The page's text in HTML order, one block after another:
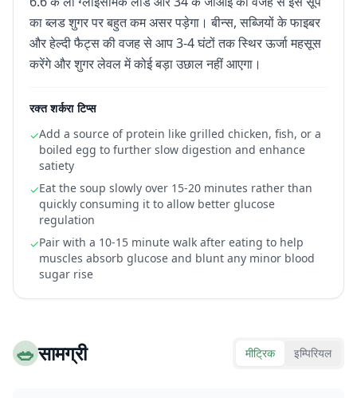
का ब्लड शुगर पर बहुत कम असर पड़ेगा। बीन्स, सब्जियों के फाइबर
और हेल्दी फैट्स की वजह से आप 3-4 घंटों तक स्थिर ऊर्जा महसूस
करेंगे और शुगर लेवल में कोई बड़ा उछाल नहीं आएगा।
रक्त शर्करा टिप्स
✓Add a source of protein like grilled chicken, fish, or a
boiled egg to further slow digestion and enhance
satiety
✓Eat the soup slowly over 15-20 minutes rather than
quickly consuming it to allow better glucose
regulation
✓Pair with a 10-15 minute walk after eating to help
muscles absorb glucose and blunt any minor blood
sugar rise
🥗सामग्री मीट्रिक इम्पिरियल